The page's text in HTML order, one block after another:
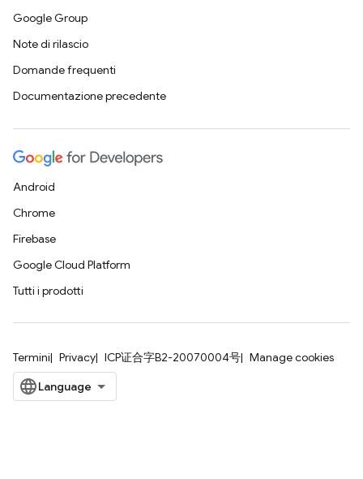
Google Group
Note di rilascio
Domande frequenti
Documentazione precedente
Android
Chrome
Firebase
Google Cloud Platform
Tutti i prodotti
Termini Privacy ICP证合字B2-20070004号 Manage cookies